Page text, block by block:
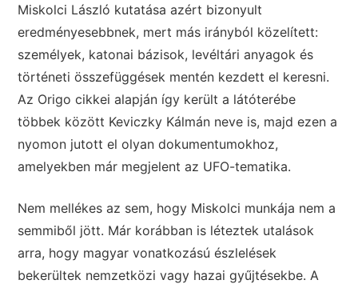
Miskolci László kutatása azért bizonyult
eredményesebbnek, mert más irányból közelített:
személyek, katonai bázisok, levéltári anyagok és
történeti összefüggések mentén kezdett el keresni.
Az Origo cikkei alapján így került a látóterébe
többek között Keviczky Kálmán neve is, majd ezen a
nyomon jutott el olyan dokumentumokhoz,
amelyekben már megjelent az UFO-tematika.
Nem mellékes az sem, hogy Miskolci munkája nem a
semmiből jött. Már korábban is léteztek utalások
arra, hogy magyar vonatkozású észlelések
bekerültek nemzetközi vagy hazai gyűjtésekbe. A